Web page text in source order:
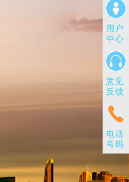
用户
中心
意见
反馈
电话
号码